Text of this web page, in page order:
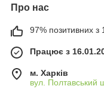
Про нас
97% позитивних з
Працює з
м. Харків
вул. Полтавський